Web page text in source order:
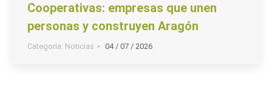
Cooperativas: empresas que unen
personas y construyen Aragón
Categoria: Noticias 04 / 07 / 2026